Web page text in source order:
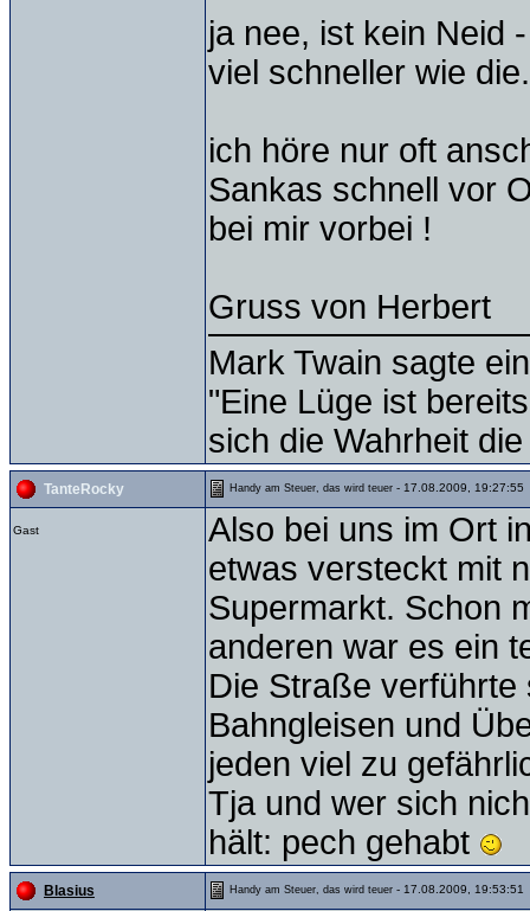
ja nee, ist kein Neid
viel schneller wie
ich höre nur oft
Sankas schnell vor
bei mir vorbei !
Gruss von Herbert
Mark Twain sagte
"Eine Lüge ist
sich die Wahrheit
TanteRocky Handy am Steuer, das wird teuer - 17.08.2009, 19:27:55
Gast
Also bei uns im Ort
etwas versteckt mit
Supermarkt. Schon
anderen war es ein
Die Straße
Bahngleisen und
jeden viel zu
Tja und wer sich
hält: pech gehabt
Blasius Handy am Steuer, das wird teuer - 17.08.2009, 19:53:51